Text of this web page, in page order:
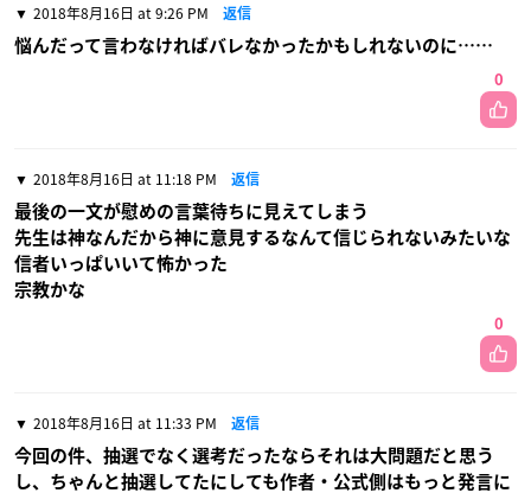
2018年8月16日 at 9:26 PM 返信
悩んだって言わなければバレなかったかもしれないのに……
0
2018年8月16日 at 11:18 PM 返信
最後の一文が慰めの言葉待ちに見えてしまう
先生は神なんだから神に意見するなんて信じられないみたいな
信者いっぱいいて怖かった
宗教かな
0
2018年8月16日 at 11:33 PM 返信
今回の件、抽選でなく選考だったならそれは大問題だと思う
し、ちゃんと抽選してたにしても作者・公式側はもっと発言に